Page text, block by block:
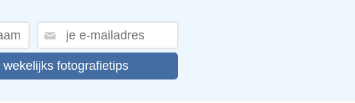
wekelijks fotografietips